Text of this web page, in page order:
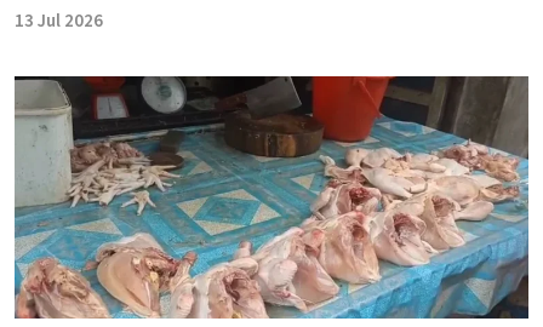
13 Jul 2026